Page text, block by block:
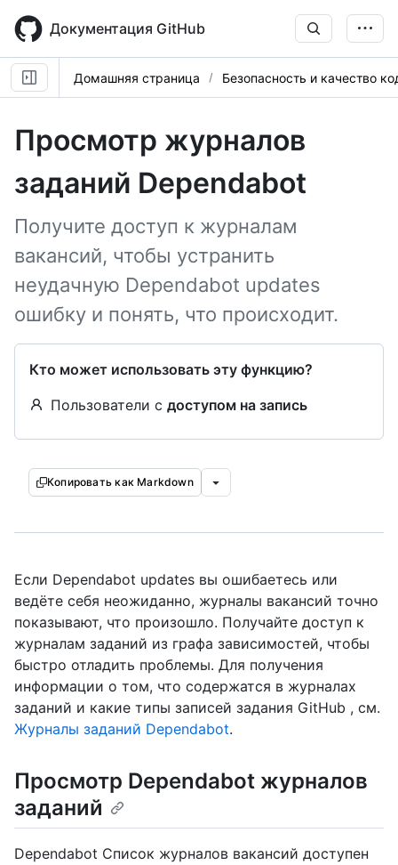
main
content
Документация GitHub
Домашняя страница Безопасность и качество
Просмотр журналов
заданий Dependabot
Получите доступ к журналам
вакансий, чтобы устранить
неудачную Dependabot updates
ошибку и понять, что происходит.
Кто может использовать эту функцию?
Пользователи с доступом на запись
Копировать как Markdown
Если Dependabot updates вы ошибаетесь или
ведёте себя неожиданно, журналы вакансий точно
показывают, что произошло. Получайте доступ к
журналам заданий из графа зависимостей, чтобы
быстро отладить проблемы. Для получения
информации о том, что содержатся в журналах
заданий и какие типы записей задания GitHub , см.
Журналы заданий Dependabot.
Просмотр Dependabot журналов
заданий
Dependabot Список журналов вакансий доступен